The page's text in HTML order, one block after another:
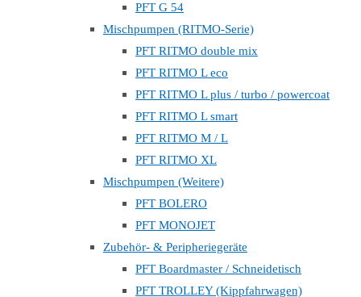
PFT G 54
Mischpumpen (RITMO-Serie)
PFT RITMO double mix
PFT RITMO L eco
PFT RITMO L plus / turbo / powercoat
PFT RITMO L smart
PFT RITMO M / L
PFT RITMO XL
Mischpumpen (Weitere)
PFT BOLERO
PFT MONOJET
Zubehör- & Peripheriegeräte
PFT Boardmaster / Schneidetisch
PFT TROLLEY (Kippfahrwagen)